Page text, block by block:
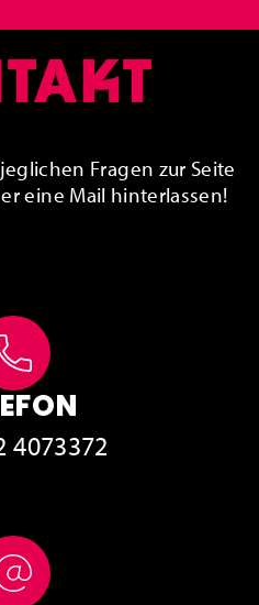
Fragen zur Seite
eine Mail hinterlassen!
4073372